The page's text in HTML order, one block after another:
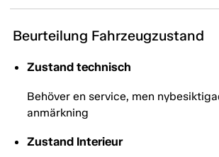
Beurteilung Fahrzeugzustand
Zustand technisch
Behöver en service, men
anmärkning
Zustand Interieur